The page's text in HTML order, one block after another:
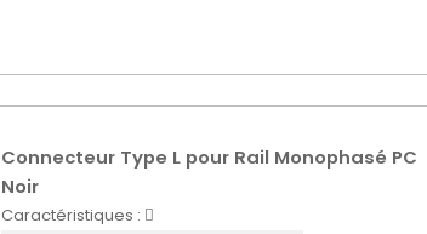
Connecteur Type L pour Rail Monophasé PC
Noir
Caractéristiques :